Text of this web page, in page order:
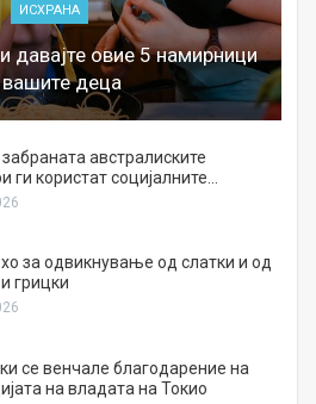
ИСХРАНА
давајте овие 5 намирници
деца
забраната австралиските
ги користат социјалните…
за одвикнување од слатки и од
грицки
се венчале благодарение на
на владата на Токио